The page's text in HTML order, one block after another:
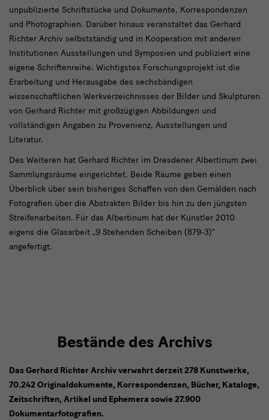
unpublizierte Schriftstücke und Dokumente, Korrespondenzen
und Photographien. Darüber hinaus veranstaltet das Gerhard
Richter Archiv selbstständig und in Kooperation mit anderen
Institutionen Ausstellungen und Symposien und publiziert eine
eigene Schriftenreihe. Wichtigstes Forschungsprojekt ist die
Erarbeitung und Herausgabe des sechsbändigen
wissenschaftlichen Werkverzeichnisses der Bilder und Skulpturen
von Gerhard Richter mit großzügigen Abbildungen und
vollständigen Angaben zu Provenienz, Ausstellungen und
Literatur.
Des Weiteren hat Gerhard Richter im Dresdener Albertinum zwei
Sammlungsräume eingerichtet. Beide Räume geben einen
Überblick über sein bisheriges Schaffen von den Gemälden nach
Fotografien über die Abstrakten Bilder bis hin zu den jüngsten
Streifenarbeiten. Für das Albertinum hat der Künstler 2010
eigens die Glasarbeit „9 Stehenden Scheiben (879-3)“
angefertigt.
Bestände des Archivs
Das Gerhard Richter Archiv verwahrt derzeit 278 Kunstwerke,
70.242 Originaldokumente, Korrespondenzen, Bücher, Kataloge,
Zeitschriften, Artikel und Ephemera sowie 27.900
Dokumentarfotografien.